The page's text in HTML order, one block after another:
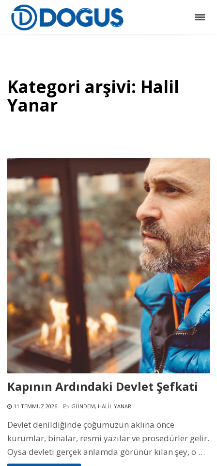
Kategori arşivi: Halil
Yanar
Kapının Ardındaki Devlet Şefkati
11 TEMMUZ 2026 GÜNDEM, HALIL YANAR
Devlet denildiğinde çoğumuzun aklına önce
kurumlar, binalar, resmi yazılar ve prosedürler gelir.
Oysa devleti gerçek anlamda görünür kılan şey, o …